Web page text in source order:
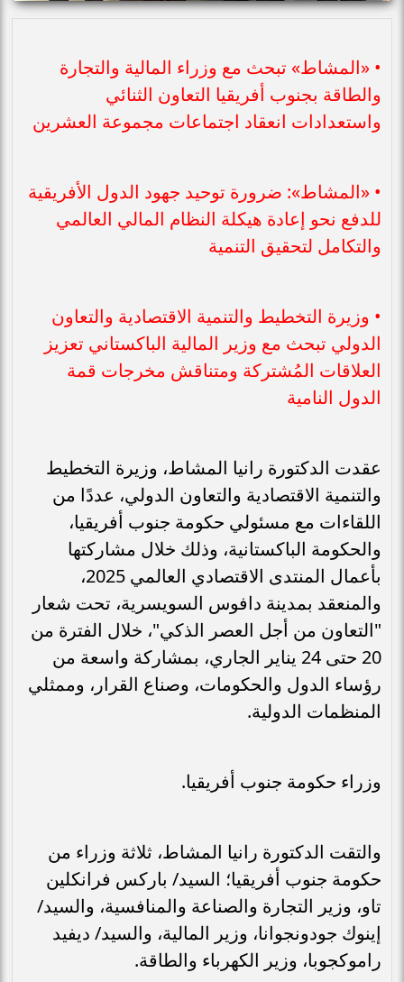
• «المشاط» تبحث مع وزراء المالية والتجارة
والطاقة بجنوب أفريقيا التعاون الثنائي
واستعدادات انعقاد اجتماعات مجموعة العشرين
• «المشاط»: ضرورة توحيد جهود الدول الأفريقية
للدفع نحو إعادة هيكلة النظام المالي العالمي
والتكامل لتحقيق التنمية
• وزيرة التخطيط والتنمية الاقتصادية والتعاون
الدولي تبحث مع وزير المالية الباكستاني تعزيز
العلاقات المُشتركة ومتناقش مخرجات قمة
الدول النامية
عقدت الدكتورة رانيا المشاط، وزيرة التخطيط
والتنمية الاقتصادية والتعاون الدولي، عددًا من
اللقاءات مع مسئولي حكومة جنوب أفريقيا،
والحكومة الباكستانية، وذلك خلال مشاركتها
بأعمال المنتدى الاقتصادي العالمي 2025،
والمنعقد بمدينة دافوس السويسرية، تحت شعار
"التعاون من أجل العصر الذكي"، خلال الفترة من
20 حتى 24 يناير الجاري، بمشاركة واسعة من
رؤساء الدول والحكومات، وصناع القرار، وممثلي
المنظمات الدولية.
وزراء حكومة جنوب أفريقيا.
والتقت الدكتورة رانيا المشاط، ثلاثة وزراء من
حكومة جنوب أفريقيا؛ السيد/ باركس فرانكلين
تاو، وزير التجارة والصناعة والمنافسية، والسيد/
إينوك جودونجوانا، وزير المالية، والسيد/ ديفيد
راموكجوبا، وزير الكهرباء والطاقة.